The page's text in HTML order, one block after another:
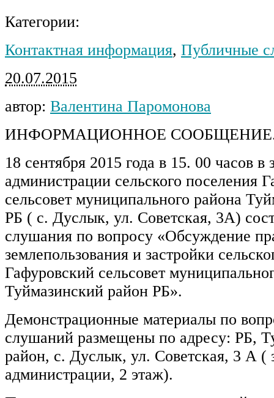
Категории:
Контактная информация, Публичные
20.07.2015
автор: Валентина Паромонова
ИНФОРМАЦИОННОЕ
18 сентября 2015 года в 15. 00 часов в
администрации сельского поселения
сельсовет муниципального района
РБ ( с. Дуслык, ул. Советская, 3А)
слушания по вопросу «Обсуждение
землепользования и застройки
Гафуровский сельсовет
Туймазинский район РБ».
Демонстрационные материалы по
слушаний размещены по адресу: РБ,
район, с. Дуслык, ул. Советская, 3 А (
администрации, 2 этаж).